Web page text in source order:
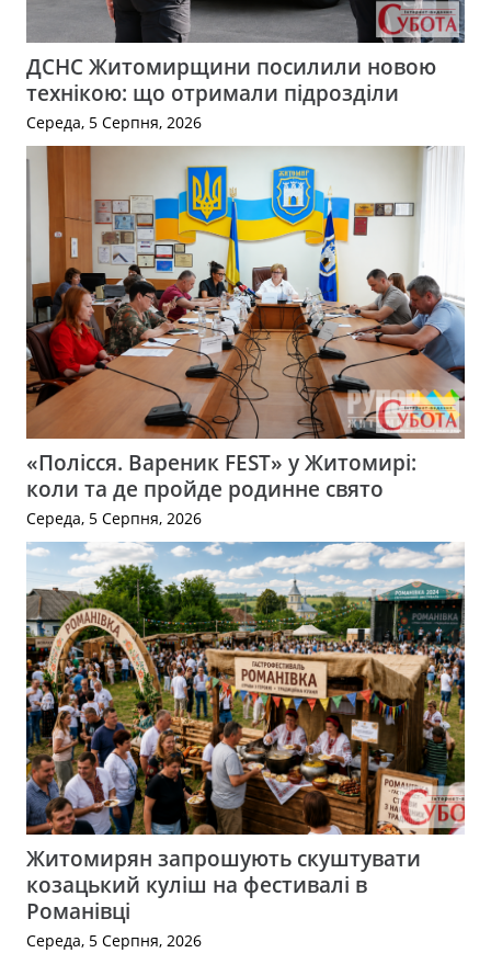
ДСНС Житомирщини посилили новою
технікою: що отримали підрозділи
Середа, 5 Серпня, 2026
«Полісся. Вареник FEST» у Житомирі:
коли та де пройде родинне свято
Середа, 5 Серпня, 2026
Житомирян запрошують скуштувати
козацький куліш на фестивалі в
Романівці
Середа, 5 Серпня, 2026